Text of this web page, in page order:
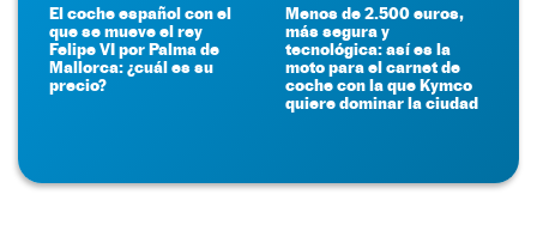
El coche español con el
que se mueve el rey
Felipe VI por Palma de
Mallorca: ¿cuál es su
precio?
Menos de 2.500 euros,
más segura y
tecnológica: así es la
moto para el carnet de
coche con la que Kymco
quiere dominar la ciudad